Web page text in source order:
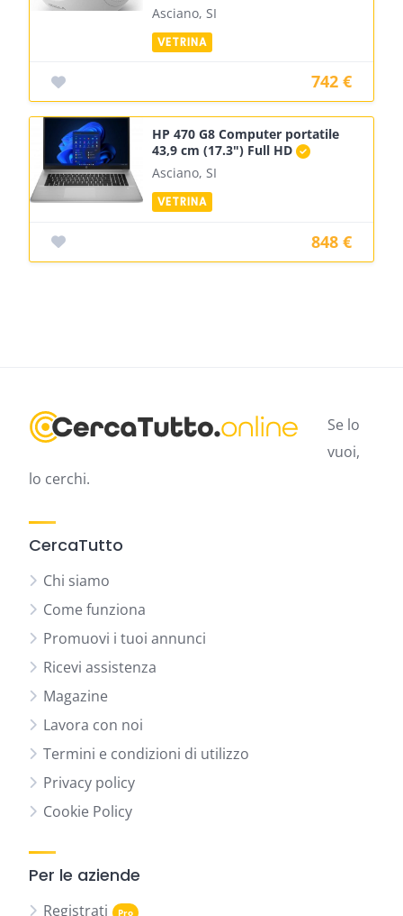
Asciano, SI
742 €
HP 470 G8 Computer portatile
43,9 cm (17.3") Full HD
Asciano, SI
848 €
Se lo
vuoi,
lo cerchi.
CercaTutto
Chi siamo
Come funziona
Promuovi i tuoi annunci
Ricevi assistenza
Magazine
Lavora con noi
Termini e condizioni di utilizzo
Privacy policy
Cookie Policy
Per le aziende
Registrati